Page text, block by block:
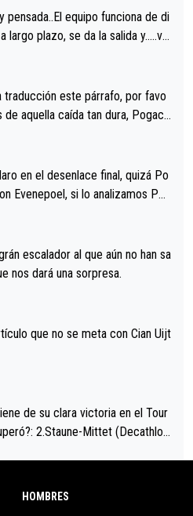
pensada..El equipo funciona de di
largo plazo, se da la salida y…..ve
pena vivir estos momentos tan
traducción este párrafo, por favo
aquella caída tan dura, Pogaca
Parecía increíble la forma en l
el miedo", recordó."
en el desenlace final, quizá Po
Evenepoel, si lo analizamos Poj
con Evenepoel dándose la
más allá de los típicos toqu
a Vingegard. Ahí hubo una in
Del Toro con calzador en posi
van complicar el tour.
escalador al que aún no han sa
me dice , que nos dará una sorpresa.
que no se meta con Cian Uijt
de su clara victoria en el Tour
2.Staune-Mittet (Decathlon,
Van Belle (Visma), 10. Vacek (Li
HOMBRES